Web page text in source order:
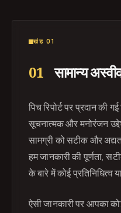
खंड 01
01 सामान्य
पिच रिपोर्ट पर प्रदान की
सूचनात्मक और मनोरंजन
सामग्री को सटीक और
हम जानकारी की पूर्णता,
के बारे में कोई प्रतिनिधित्व
ऐसी जानकारी पर आपका